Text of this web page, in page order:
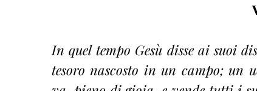
In quel tempo Gesù disse ai suoi
tesoro nascosto in un campo; un